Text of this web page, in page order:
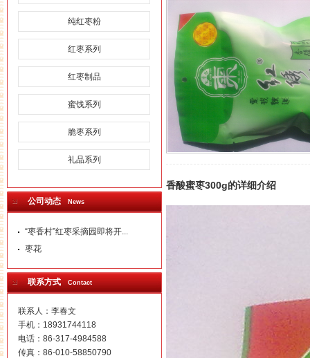
纯红枣粉
红枣系列
红枣制品
蜜饯系列
脆枣系列
礼品系列
公司动态 News
“枣香村”红枣采摘园即将开...
枣花
联系方式 Contact
联系人：李春文
手机：18931744118
电话：86-317-4984588
传真：86-010-58850790
香酸蜜枣300g的详细介绍